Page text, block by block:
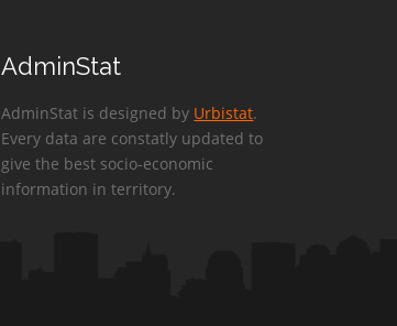
AdminStat
AdminStat is designed by Urbistat.
Every data are constatly updated to
give the best socio-economic
information in territory.